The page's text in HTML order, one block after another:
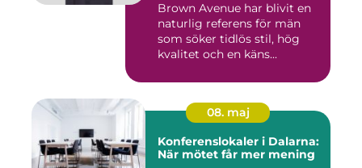
Brown Avenue har blivit en
naturlig referens för män
som söker tidlös stil, hög
kvalitet och en käns...
08. maj
Konferenslokaler i Dalarna:
När mötet får mer mening